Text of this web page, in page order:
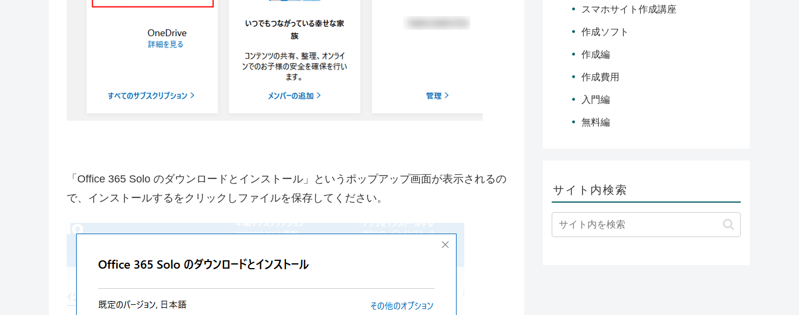
「Office 365 Solo のダウンロードとインストール」というポップアップ画面が表示されるの
で、インストールするをクリックしファイルを保存してください。
スマホサイト作成講座
作成ソフト
作成編
作成費用
入門編
無料編
サイト内検索